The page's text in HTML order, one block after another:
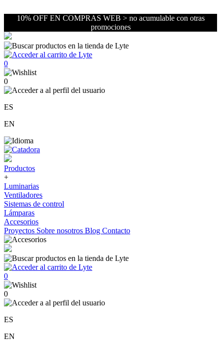
10% OFF EN COMPRAS WEB > no acumulable con otras
promociones
0
0
ES
EN
Productos
+
Luminarias
Ventiladores
Sistemas de control
Lámparas
Accesorios
Proyectos Sobre nosotros Blog Contacto
0
0
ES
EN